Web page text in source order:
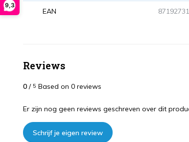
9,3
EAN
Reviews
0 / 5 Based on 0 reviews
Er zijn nog geen reviews geschreven over dit
Schrijf je eigen review